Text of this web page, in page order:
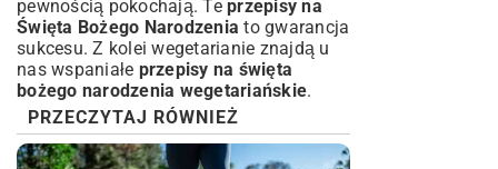
pewnością pokochają. Te przepisy na
Święta Bożego Narodzenia to gwarancja
sukcesu. Z kolei wegetarianie znajdą u
nas wspaniałe przepisy na święta
bożego narodzenia wegetariańskie.
PRZECZYTAJ RÓWNIEŻ